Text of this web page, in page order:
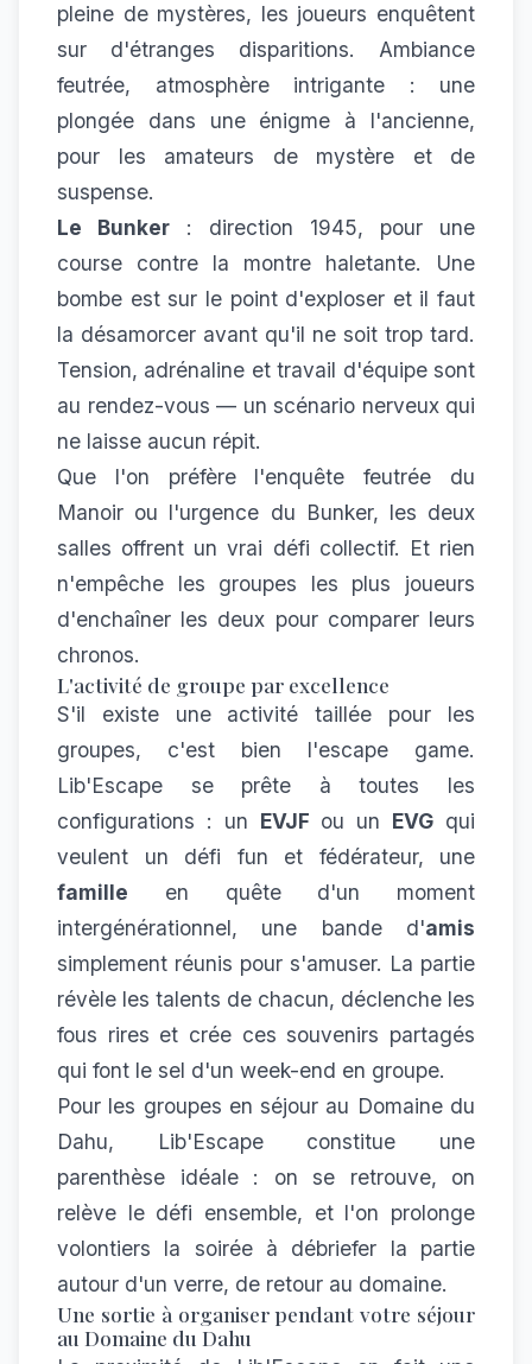
pleine de mystères, les joueurs enquêtent
sur d'étranges disparitions. Ambiance
feutrée, atmosphère intrigante : une
plongée dans une énigme à l'ancienne,
pour les amateurs de mystère et de
suspense.
Le Bunker : direction 1945, pour une
course contre la montre haletante. Une
bombe est sur le point d'exploser et il faut
la désamorcer avant qu'il ne soit trop tard.
Tension, adrénaline et travail d'équipe sont
au rendez-vous — un scénario nerveux qui
ne laisse aucun répit.
Que l'on préfère l'enquête feutrée du
Manoir ou l'urgence du Bunker, les deux
salles offrent un vrai défi collectif. Et rien
n'empêche les groupes les plus joueurs
d'enchaîner les deux pour comparer leurs
chronos.
L'activité de groupe par excellence
S'il existe une activité taillée pour les
groupes, c'est bien l'escape game.
Lib'Escape se prête à toutes les
configurations : un EVJF ou un EVG qui
veulent un défi fun et fédérateur, une
famille en quête d'un moment
intergénérationnel, une bande d'amis
simplement réunis pour s'amuser. La partie
révèle les talents de chacun, déclenche les
fous rires et crée ces souvenirs partagés
qui font le sel d'un week-end en groupe.
Pour les groupes en séjour au Domaine du
Dahu, Lib'Escape constitue une
parenthèse idéale : on se retrouve, on
relève le défi ensemble, et l'on prolonge
volontiers la soirée à débriefer la partie
autour d'un verre, de retour au domaine.
Une sortie à organiser pendant votre séjour
au Domaine du Dahu